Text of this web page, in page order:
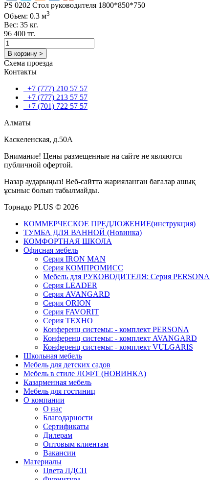
PS 0202 Стол руководителя 1800*850*750
Объем: 0.3 м3
Вес: 35 кг.
96 400 тг.
В корзину >
Схема проезда
Контакты
+7 (777) 210 57 57
+7 (777) 213 57 57
+7 (701) 722 57 57
Алматы
Каскеленская, д.50А
Внимание! Цены размещенные на сайте не являются
публичной офертой.
Назар аударыңыз! Веб-сайтта жарияланған бағалар ашық
ұсыныс болып табылмайды.
Торнадо PLUS © 2026
КОММЕРЧЕСКОЕ ПРЕДЛОЖЕНИЕ(инструкция)
ТУМБА ДЛЯ ВАННОЙ (Новинка)
КОМФОРТНАЯ ШКОЛА
Офисная мебель
Серия IRON MAN
Серия КОМПРОМИСС
Мебель для РУКОВОДИТЕЛЯ: Серия PERSONA
Серия LEADER
Серия AVANGARD
Серия ORION
Серия FAVORIT
Серия ТЕХНО
Конференц системы: - комплект PERSONA
Конференц системы: - комплект AVANGARD
Конференц системы: - комплект VULGARIS
Школьная мебель
Мебель для детских садов
Мебель в стиле ЛОФТ (НОВИНКА)
Казарменная мебель
Мебель для гостиниц
О компании
О нас
Благодарности
Сертификаты
Дилерам
Оптовым клиентам
Вакансии
Материалы
Цвета ЛДСП